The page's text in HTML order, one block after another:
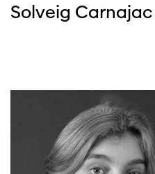
Solveig Carnajac